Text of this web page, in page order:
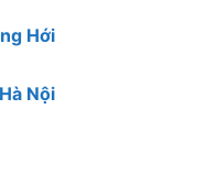
Hới
Nội